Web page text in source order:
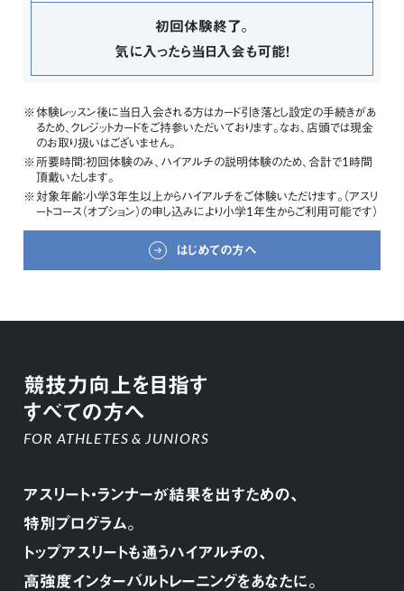
初回体験終了。
気に入ったら当日入会も可能！
体験レッスン後に当日入会される方はカード引き落とし設定の手続きがあ
るため、クレジットカードをご持参いただいております。なお、店頭では現金
のお取り扱いはございません。
所要時間：初回体験のみ、ハイアルチの説明体験のため、合計で1時間
頂戴いたします。
対象年齢：小学3年生以上からハイアルチをご体験いただけます。（アスリ
ートコース（オプション）の申し込みにより小学1年生からご利用可能です）
はじめての方へ
競技力向上を目指す
すべての方へ
FOR ATHLETES & JUNIORS
アスリート・ランナーが結果を出すための、
特別プログラム。
トップアスリートも通うハイアルチの、
高強度インターバルトレーニングをあなたに。